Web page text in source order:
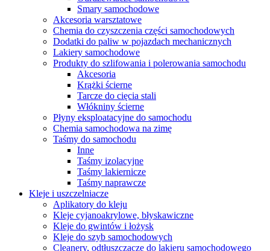
Smary samochodowe
Akcesoria warsztatowe
Chemia do czyszczenia części samochodowych
Dodatki do paliw w pojazdach mechanicznych
Lakiery samochodowe
Produkty do szlifowania i polerowania samochodu
Akcesoria
Krążki ścierne
Tarcze do cięcia stali
Włókniny ścierne
Płyny eksploatacyjne do samochodu
Chemia samochodowa na zimę
Taśmy do samochodu
Inne
Taśmy izolacyjne
Taśmy lakiernicze
Taśmy naprawcze
Kleje i uszczelniacze
Aplikatory do kleju
Kleje cyjanoakrylowe, błyskawiczne
Kleje do gwintów i łożysk
Kleje do szyb samochodowych
Cleanery, odtłuszczacze do lakieru samochodowego